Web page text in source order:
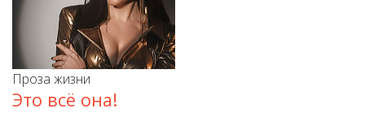
Проза жизни
Это всё она!